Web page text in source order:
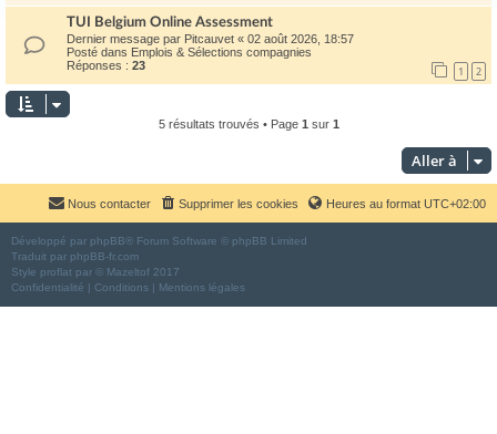
TUI Belgium Online Assessment
Dernier message par Pitcauvet « 02 août 2026, 18:57
Posté dans Emplois & Sélections compagnies
Réponses : 23 1 2
5 résultats trouvés • Page 1 sur 1
Aller à
Heures au format UTC+02:00
Supprimer les cookies
Nous contacter
Développé par phpBB® Forum Software © phpBB Limited
Traduit par phpBB-fr.com
Style proflat par © Mazeltof 2017
Confidentialité | Conditions | Mentions légales